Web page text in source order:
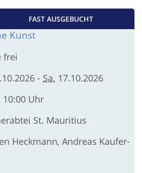
FAST AUSGEBUCHT
Kunst
frei
- Sa. 17.10.2026
10:00 Uhr
St. Mauritius
Heckmann, Andreas Kaufer-